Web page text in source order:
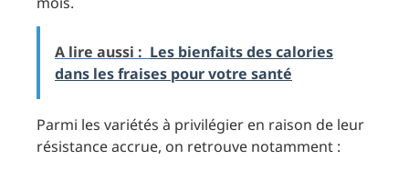
A lire aussi : Les bienfaits des calories
dans les fraises pour votre santé
Parmi les variétés à privilégier en raison de leur
résistance accrue, on retrouve notamment :